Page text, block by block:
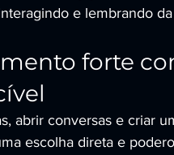
e lembrando
forte
abrir conversas e criar
escolha direta e